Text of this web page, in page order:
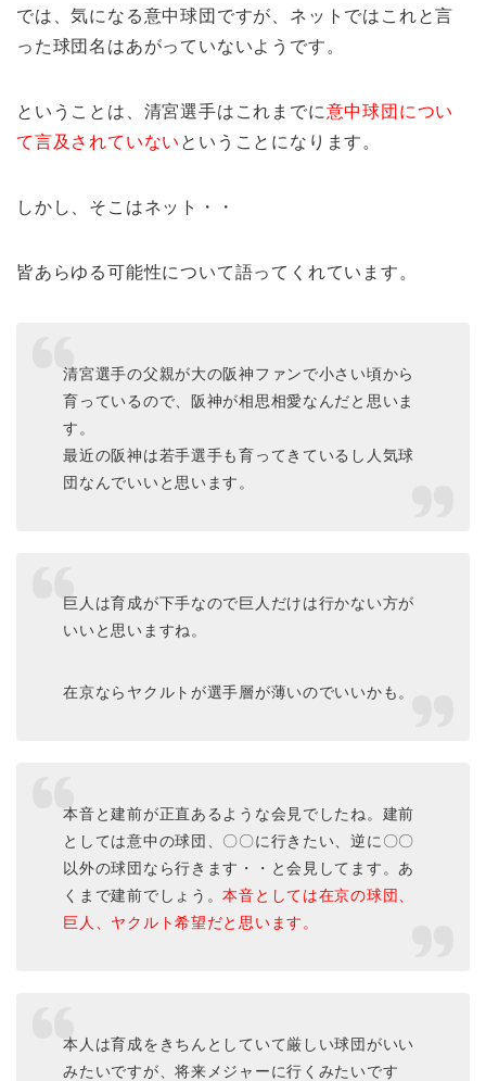
では、気になる意中球団ですが、ネットではこれと言
った球団名はあがっていないようです。
ということは、清宮選手はこれまでに意中球団につい
て言及されていない ということになります。
しかし、そこはネット・・
皆あらゆる可能性について語ってくれています。
清宮選手の父親が大の阪神ファンで小さい頃から
育っているので、阪神が相思相愛なんだと思いま
す。
最近の阪神は若手選手も育ってきているし人気球
団なんでいいと思います。
巨人は育成が下手なので巨人だけは行かない方が
いいと思いますね。
在京ならヤクルトが選手層が薄いのでいいかも。
本音と建前が正直あるような会見でしたね。建前
としては意中の球団、〇〇に行きたい、逆に〇〇
以外の球団なら行きます・・と会見してます。あ
くまで建前でしょう。本音としては在京の球団、
巨人、ヤクルト希望だと思います。
本人は育成をきちんとしていて厳しい球団がいい
みたいですが、将来メジャーに行くみたいです